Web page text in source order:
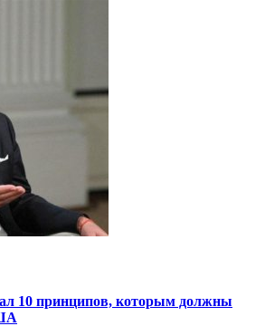
10 принципов, которым должны